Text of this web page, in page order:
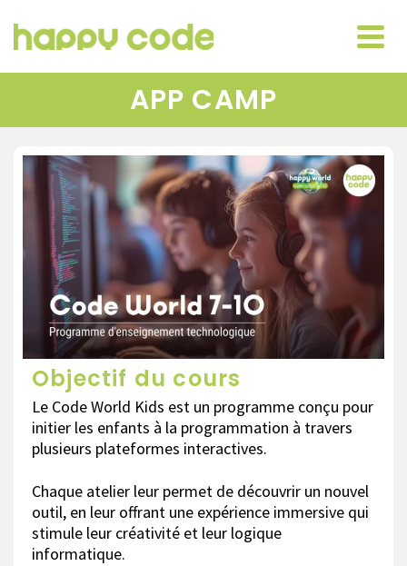
APP CAMP
Objectif du cours
Le Code World Kids est un programme conçu pour
initier les enfants à la programmation à travers
plusieurs plateformes interactives.
Chaque atelier leur permet de découvrir un nouvel
outil, en leur offrant une expérience immersive qui
stimule leur créativité et leur logique
informatique.